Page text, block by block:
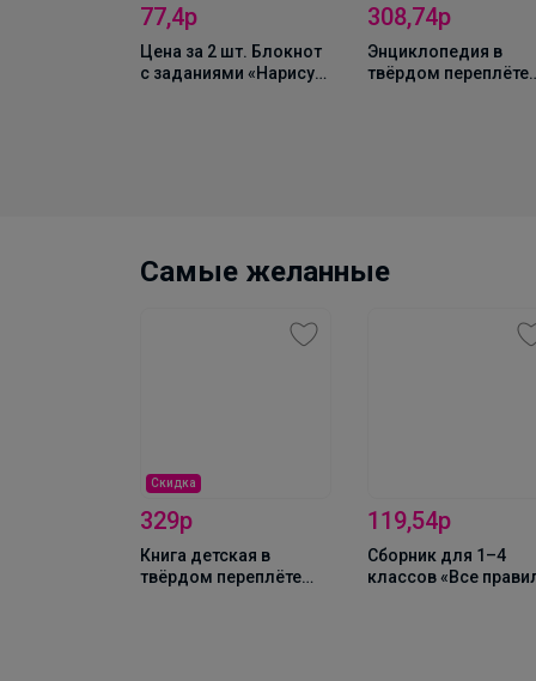
77,4р
Цена за 2 шт. Блокнот
с заданиями «Нарисуй-
308,74р
Энциклопедия в
твёрдом переплёте
Самые желанные
Скидка
329р
Книга детская в
твёрдом переплёте
119,54р
Сборник для 1–4
классов «Все